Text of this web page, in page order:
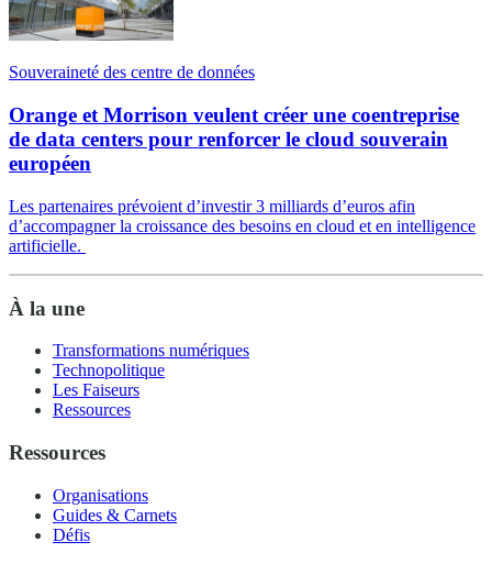
Souveraineté des centre de données
Orange et Morrison veulent créer une coentreprise
de data centers pour renforcer le cloud souverain
européen
Les partenaires prévoient d’investir 3 milliards d’euros afin
d’accompagner la croissance des besoins en cloud et en intelligence
artificielle.
À la une
Transformations numériques
Technopolitique
Les Faiseurs
Ressources
Ressources
Organisations
Guides & Carnets
Défis